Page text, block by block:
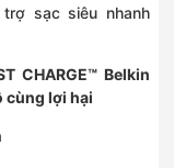
sạc siêu nhanh
CHARGE™ Belkin
cùng lợi hại